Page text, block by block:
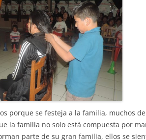
porque se festeja a la familia, muchos
la familia no solo está compuesta por
parte de su gran familia, ellos se